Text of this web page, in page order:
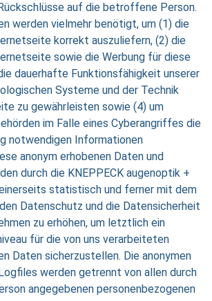
auf die betroffene Person.
werden vielmehr benötigt, um (1) die
korrekt auszuliefern, (2) die
sowie die Werbung für diese
dauerhafte Funktionsfähigkeit unserer
Systeme und der Technik
zu gewährleisten sowie (4) um
im Falle eines Cyberangriffes die
notwendigen Informationen
anonym erhobenen Daten und
durch die KNEPPECK augenoptik +
statistisch und ferner mit dem
Datenschutz und die Datensicherheit
zu erhöhen, um letztlich ein
für die von uns verarbeiteten
Daten sicherzustellen. Die anonymen
werden getrennt von allen durch
angegebenen personenbezogenen